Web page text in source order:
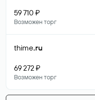
59 710 ₽
Возможен торг
thime.ru
69 272 ₽
Возможен торг